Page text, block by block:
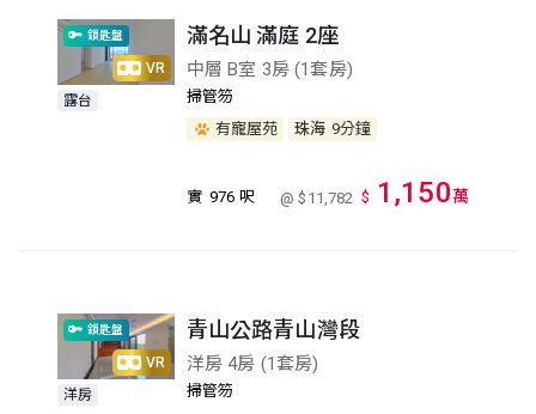
VR
鎖匙盤
露台
滿名山 滿庭 2座
中層 B室 3房 (1套房)
掃管笏
有寵屋苑
珠海 9分鐘
實 976 呎 @ $11,782 $ 1,150萬
VR
鎖匙盤
洋房
青山公路青山灣段
洋房 4房 (1套房)
掃管笏